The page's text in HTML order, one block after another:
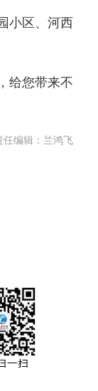
小区、河西
给您带来不
编辑：兰鸿飞